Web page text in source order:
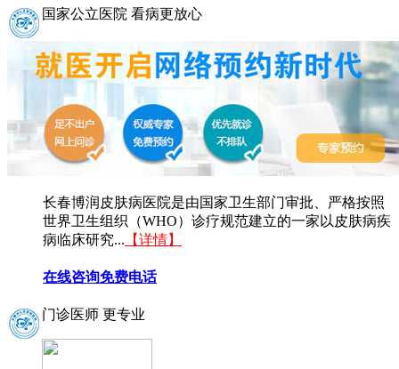
国家公立医院 看病更放心
长春博润皮肤病医院是由国家卫生部门审批、严格按照
世界卫生组织（WHO）诊疗规范建立的一家以皮肤病疾
病临床研究... 【详情】
在线咨询免费电话
门诊医师 更专业